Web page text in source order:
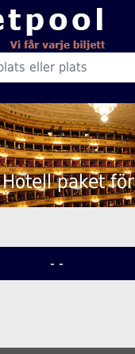
Hotell paket för
- -